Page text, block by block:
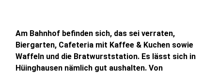
Am Bahnhof befinden sich, das sei verraten,
Biergarten, Cafeteria mit Kaffee & Kuchen sowie
Waffeln und die Bratwurststation. Es lässt sich in
Hüinghausen nämlich gut aushalten. Von